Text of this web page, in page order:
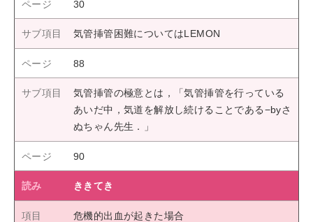
30
気管挿管困難についてはLEMON
88
気管挿管の極意とは，「気管挿管を行っている
あいだ中，気道を解放し続けることである−byさ
ぬちゃん先生．」
90
ききてき
危機的出血が起きた場合